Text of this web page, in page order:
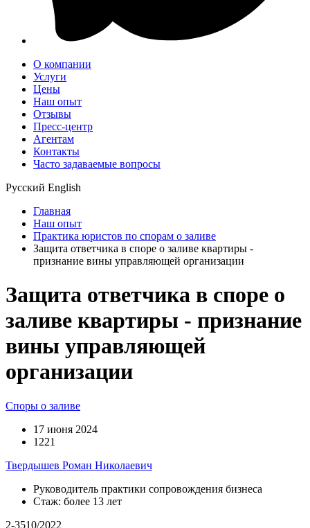
О компании
Услуги
Цены
Наш опыт
Отзывы
Пресс-центр
Агентам
Контакты
Часто задаваемые вопросы
Русский English
Главная
Наш опыт
Практика юристов по спорам о заливе
Защита ответчика в споре о заливе квартиры -
признание вины управляющей организации
Защита ответчика в споре о
заливе квартиры - признание
вины управляющей
организации
Споры о заливе
17 июня 2024
1221
Твердышев Роман Николаевич
Руководитель практики сопровождения бизнеса
Стаж: более 13 лет
2-3510/2022